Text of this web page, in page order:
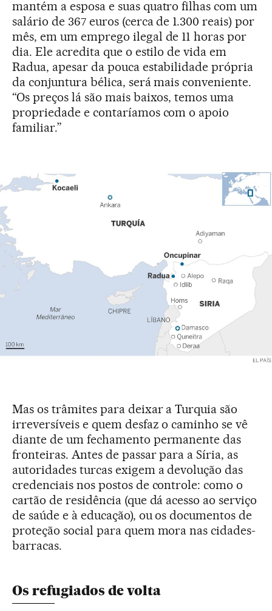
mantém a esposa e suas quatro filhas com um
salário de 367 euros (cerca de 1.300 reais) por
mês, em um emprego ilegal de 11 horas por
dia. Ele acredita que o estilo de vida em
Radua, apesar da pouca estabilidade própria
da conjuntura bélica, será mais conveniente.
“Os preços lá são mais baixos, temos uma
propriedade e contaríamos com o apoio
familiar.”
Mas os trâmites para deixar a Turquia são
irreversíveis e quem desfaz o caminho se vê
diante de um fechamento permanente das
fronteiras. Antes de passar para a Síria, as
autoridades turcas exigem a devolução das
credenciais nos postos de controle: como o
cartão de residência (que dá acesso ao serviço
de saúde e à educação), ou os documentos de
proteção social para quem mora nas cidades-
barracas.
Os refugiados de volta